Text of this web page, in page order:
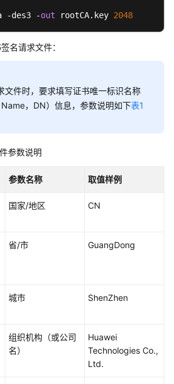
-des3 -out rootCA.key 2048
名请求文件：
文件时，要求填写证书唯一标识名称
Name，DN）信息，参数说明如下表1
参数说明
参数名称 取值样例
国家/地区 CN
省/市 GuangDong
城市 ShenZhen
组织机构（或公司
名）
Huawei
Technologies Co.,
Ltd.